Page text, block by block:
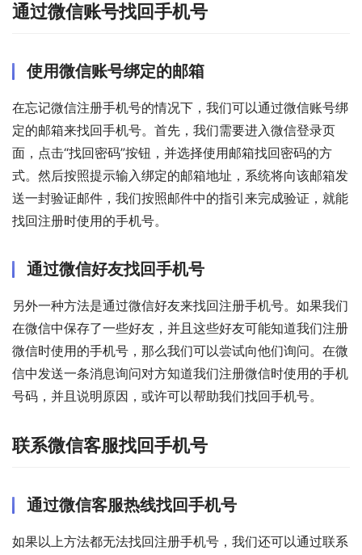
通过微信账号找回手机号
使用微信账号绑定的邮箱
在忘记微信注册手机号的情况下，我们可以通过微信账号绑
定的邮箱来找回手机号。首先，我们需要进入微信登录页
面，点击“找回密码”按钮，并选择使用邮箱找回密码的方
式。然后按照提示输入绑定的邮箱地址，系统将向该邮箱发
送一封验证邮件，我们按照邮件中的指引来完成验证，就能
找回注册时使用的手机号。
通过微信好友找回手机号
另外一种方法是通过微信好友来找回注册手机号。如果我们
在微信中保存了一些好友，并且这些好友可能知道我们注册
微信时使用的手机号，那么我们可以尝试向他们询问。在微
信中发送一条消息询问对方知道我们注册微信时使用的手机
号码，并且说明原因，或许可以帮助我们找回手机号。
联系微信客服找回手机号
通过微信客服热线找回手机号
如果以上方法都无法找回注册手机号，我们还可以通过联系